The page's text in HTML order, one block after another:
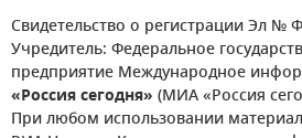
Свидетельство о регистрации Эл №
Учредитель: Федеральное
предприятие Международное
«Россия сегодня» (МИА «Россия
При любом использовании